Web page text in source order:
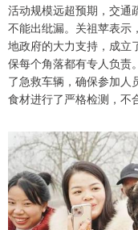
活动规模远超预期，交通
不能出纰漏。关祖苹表示
地政府的大力支持，成立
保每个角落都有专人负责
了急救车辆，确保参加人
食材进行了严格检测，不